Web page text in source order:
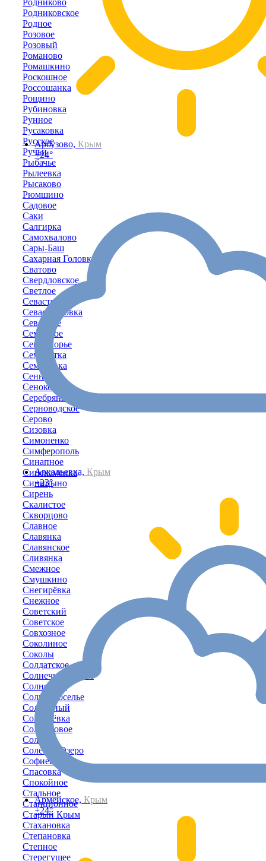
Арбузово, Крым
+24°
Аркадьевка, Крым
+23°
Армейское, Крым
+24°
Родниковское
Родное
Розовое
Розовый
Романово
Ромашкино
Роскошное
Россошанка
Рощино
Рубиновка
Рунное
Русаковка
Русское
Ручьи
Рыбачье
Рылеевка
Рысаково
Рюмшино
Садовое
Саки
Салгирка
Самохвалово
Сары-Баш
Сахарная Головка
Сватово
Свердловское
Светлое
Севастополь
Севастьяновка
Северное
Семенное
Семидворье
Семисотка
Семёновка
Сенное
Сенокосное
Серебрянка
Серноводское
Серово
Сизовка
Симоненко
Симферополь
Синапное
Синекаменка
Синицыно
Сирень
Скалистое
Скворцово
Славное
Славянка
Славянское
Сливянка
Смежное
Смушкино
Снегирёвка
Снежное
Советский
Советское
Совхозное
Соколиное
Соколы
Солдатское
Солнечногорское
Солнечное
Солнечноселье
Солнечный
Соловьёвка
Солонцовое
Соляное
Солёное Озеро
Софиевка
Спасовка
Спокойное
Стальное
Станционное
Старый Крым
Стахановка
Степановка
Степное
Стерегущее